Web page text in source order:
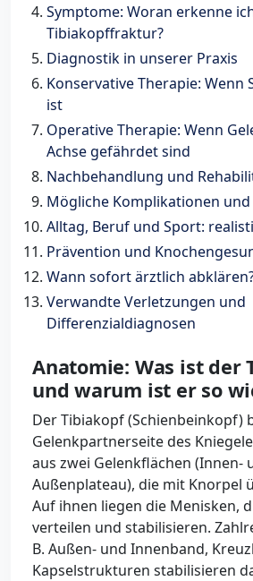
Symptome: Woran erkenne
Tibiakopffraktur?
Diagnostik in unserer Praxis
Konservative Therapie: Wenn
ist
Operative Therapie: Wenn
Achse gefährdet sind
Nachbehandlung und
Mögliche Komplikationen
Alltag, Beruf und Sport:
Prävention und
Wann sofort ärztlich
Verwandte Verletzungen und
Differenzialdiagnosen
Anatomie: Was ist der
und warum ist er so
Der Tibiakopf (Schienbeinkopf)
Gelenkpartnerseite des
aus zwei Gelenkflächen (Innen-
Außenplateau), die mit Knorpel
Auf ihnen liegen die Menisken,
verteilen und stabilisieren.
B. Außen- und Innenband,
Kapselstrukturen stabilisieren